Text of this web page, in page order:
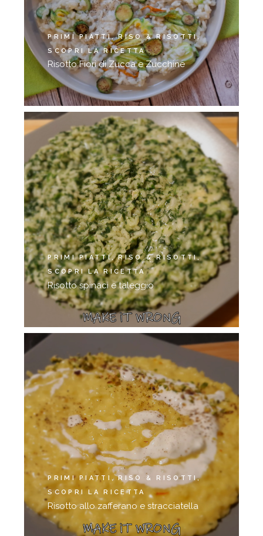
PRIMI PIATTI
RISO & RISOTTI
SCOPRI LA RICETTA
Risotto Fiori di Zucca e Zucchine
PRIMI PIATTI
RISO & RISOTTI
SCOPRI LA RICETTA
Risotto spinaci e taleggio
PRIMI PIATTI
RISO & RISOTTI
SCOPRI LA RICETTA
Risotto allo zafferano e stracciatella